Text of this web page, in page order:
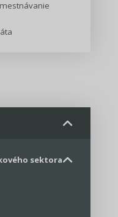
sektora